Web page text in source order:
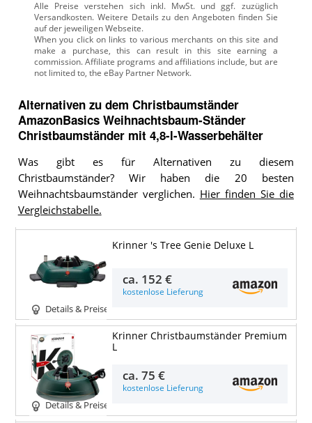
Alle Preise verstehen sich inkl. MwSt. und ggf. zuzüglich
Versandkosten. Weitere Details zu den Angeboten finden Sie
auf der jeweiligen Webseite.
Alternativen zu dem Christbaumständer
AmazonBasics Weihnachtsbaum-Ständer
Christbaumständer mit 4,8-l-Wasserbehälter
Was gibt es für Alternativen zu diesem
Christbaumständer? Wir haben die 20 besten
Weihnachtsbaumständer verglichen. Hier finden Sie die
Vergleichstabelle.
Details & Preise
Krinner 's Tree Genie Deluxe L
ca. 152 €
kostenlose Lieferung
Details & Preise
Krinner Christbaumständer Premium
L
ca.75 €
kostenlose Lieferung